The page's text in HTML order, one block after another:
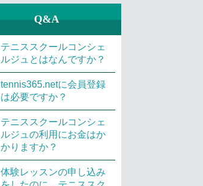
Q&A
テニススクールコンシェ
ルジュとはなんですか？
tennis365.netに会員登録
は必要ですか？
テニススクールコンシェ
ルジュの利用にお金はか
かりますか？
体験レッスンの申し込み